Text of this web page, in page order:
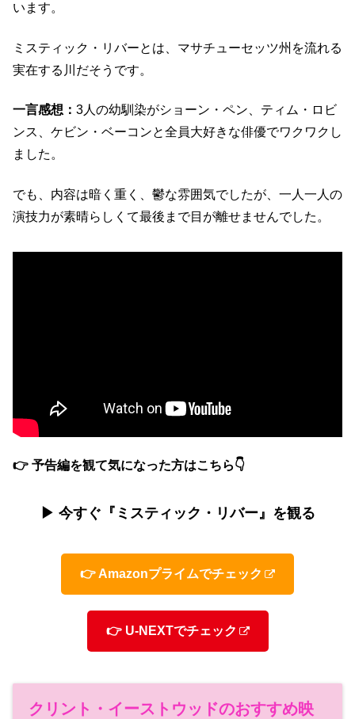
います。
ミスティック・リバーとは、マサチューセッツ州を流れる
実在する川だそうです。
一言感想： 3人の幼馴染がショーン・ペン、ティム・ロビ
ンス、ケビン・ベーコンと全員大好きな俳優でワクワクし
ました。
でも、内容は暗く重く、鬱な雰囲気でしたが、一人一人の
演技力が素晴らしくて最後まで目が離せませんでした。
👉 予告編を観て気になった方はこちら👇
▶ 今すぐ『ミスティック・リバー』を観る
👉 Amazonプライムでチェック
👉 U-NEXTでチェック
クリント・イーストウッドのおすすめ映